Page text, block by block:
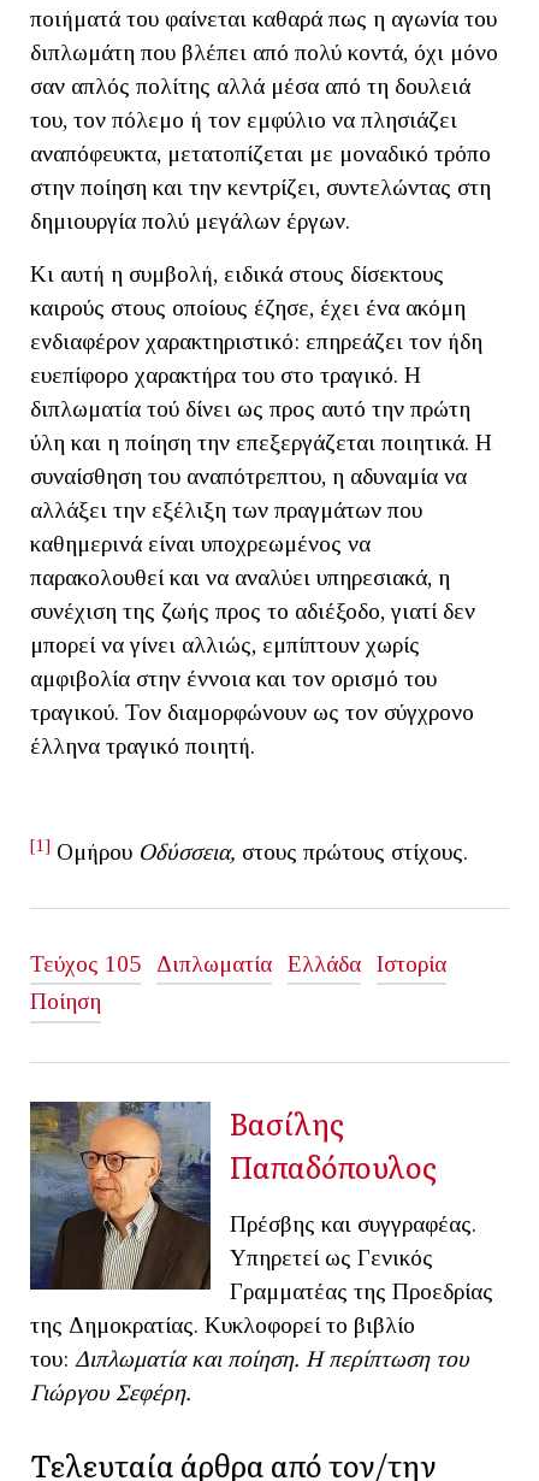
ποιήματά του φαίνεται καθαρά πως η αγωνία του
διπλωμάτη που βλέπει από πολύ κοντά, όχι μόνο
σαν απλός πολίτης αλλά μέσα από τη δουλειά
του, τον πόλεμο ή τον εμφύλιο να πλησιάζει
αναπόφευκτα, μετατοπίζεται με μοναδικό τρόπο
στην ποίηση και την κεντρίζει, συντελώντας στη
δημιουργία πολύ μεγάλων έργων.
Κι αυτή η συμβολή, ειδικά στους δίσεκτους
καιρούς στους οποίους έζησε, έχει ένα ακόμη
ενδιαφέρον χαρακτηριστικό: επηρεάζει τον ήδη
ευεπίφορο χαρακτήρα του στο τραγικό. Η
διπλωματία τού δίνει ως προς αυτό την πρώτη
ύλη και η ποίηση την επεξεργάζεται ποιητικά. Η
συναίσθηση του αναπότρεπτου, η αδυναμία να
αλλάξει την εξέλιξη των πραγμάτων που
καθημερινά είναι υποχρεωμένος να
παρακολουθεί και να αναλύει υπηρεσιακά, η
συνέχιση της ζωής προς το αδιέξοδο, γιατί δεν
μπορεί να γίνει αλλιώς, εμπίπτουν χωρίς
αμφιβολία στην έννοια και τον ορισμό του
τραγικού. Τον διαμορφώνουν ως τον σύγχρονο
έλληνα τραγικό ποιητή.
[1] Ομήρου Οδύσσεια, στους πρώτους στίχους.
Τεύχος 105 Διπλωματία Ελλάδα
Ιστορία
Ποίηση
Βασίλης
Παπαδόπουλος
Πρέσβης και συγγραφέας.
Υπηρετεί ως Γενικός
Γραμματέας της Προεδρίας
της Δημοκρατίας. Κυκλοφορεί το βιβλίο
του: Διπλωματία και ποίηση. Η περίπτωση του
Γιώργου Σεφέρη.
Τελευταία άρθρα από τον/την